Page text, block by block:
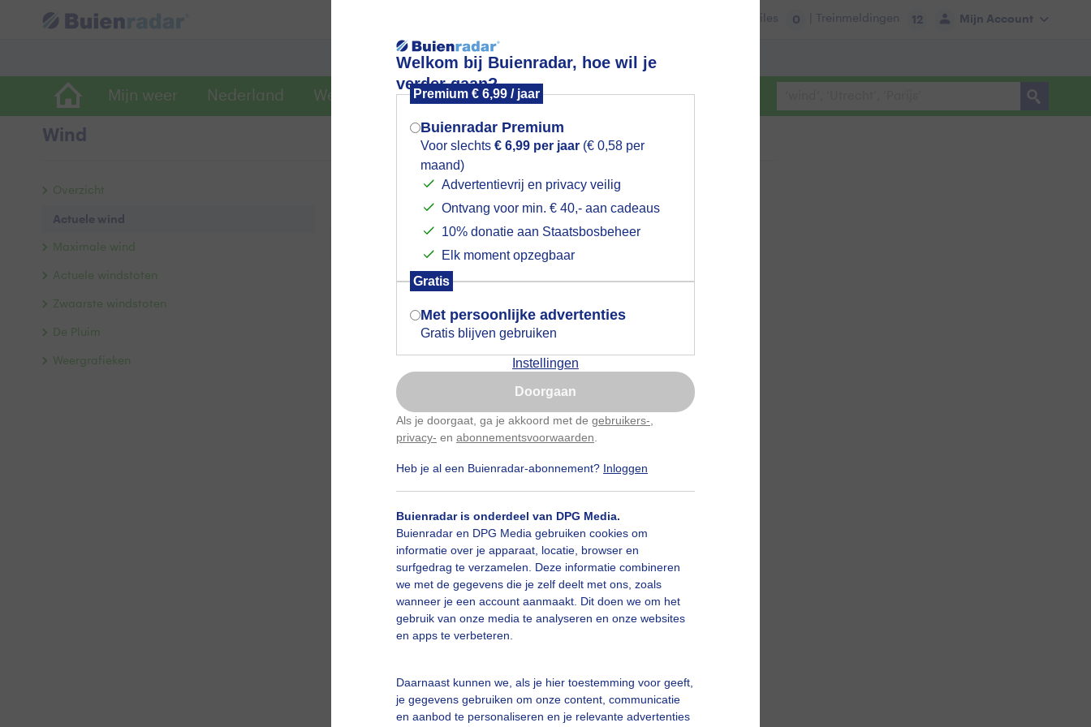
Welkom bij Buienradar, hoe wil je
verder gaan?
Premium € 6,99 / jaar
Buienradar Premium
Voor slechts € 6,99 per jaar (€ 0,58 per
maand)
Advertentievrij en privacy veilig
Ontvang voor min. € 40,- aan cadeaus
10% donatie aan Staatsbosbeheer
Elk moment opzegbaar
Gratis
Met persoonlijke advertenties
Gratis blijven gebruiken
Instellingen
Doorgaan
Als je doorgaat, ga je akkoord met de gebruikers-
privacy- en abonnementsvoorwaarden
Heb je al een Buienradar-abonnement? Inloggen
Buienradar is onderdeel van DPG Media.
Buienradar en DPG Media gebruiken cookies om
informatie over je apparaat, locatie, browser en
surfgedrag te verzamelen. Deze informatie combineren
we met de gegevens die je zelf deelt met ons, zoals
wanneer je een account aanmaakt. Dit doen we om het
gebruik van onze media te analyseren en onze websites
en apps te verbeteren.
Daarnaast kunnen we, als je hier toestemming voor geeft,
je gegevens gebruiken om onze content, communicatie
en aanbod te personaliseren en je relevante advertenties
Mijn Account
Files 0 | Treinmeldingen 12
Lees meer.
Mijn weer Nederland Wereldwijd Foto en video Weerzine
Wind
Actuele wind
Overzicht
Actuele wind
Maximale wind
Actuele windstoten
Zwaarste windstoten
De Pluim
Weergrafieken
Mogen we je locatie gebruiken voor
het weer?
Indien je hier nog geen akkoord op hebt
gegeven, verschijnt er zo een pop-up uit
je browser waarin deze toestemming
gevraagd wordt.
Is goed, toon de popup
Nu niet, misschien later
Gebruik je Safari en wil je niet elke dag deze pop-up
Klikhierom dit aan te passen